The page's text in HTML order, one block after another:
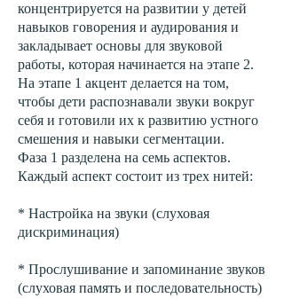
концентрируется на развитии у детей
навыков говорения и аудирования и
закладывает основы для звуковой
работы, которая начинается на этапе 2.
На этапе 1 акцент делается на том,
чтобы дети распознавали звуки вокруг
себя и готовили их к развитию устного
смешения и навыки сегментации.
Фаза 1 разделена на семь аспектов.
Каждый аспект состоит из трех нитей:
* Настройка на звуки (слуховая
дискриминация)
* Прослушивание и запоминание звуков
(слуховая память и последовательность)